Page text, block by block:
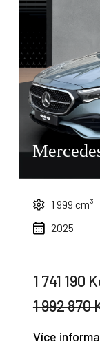
1 999 cm³
2025
1 741 190
1 992 870
Více